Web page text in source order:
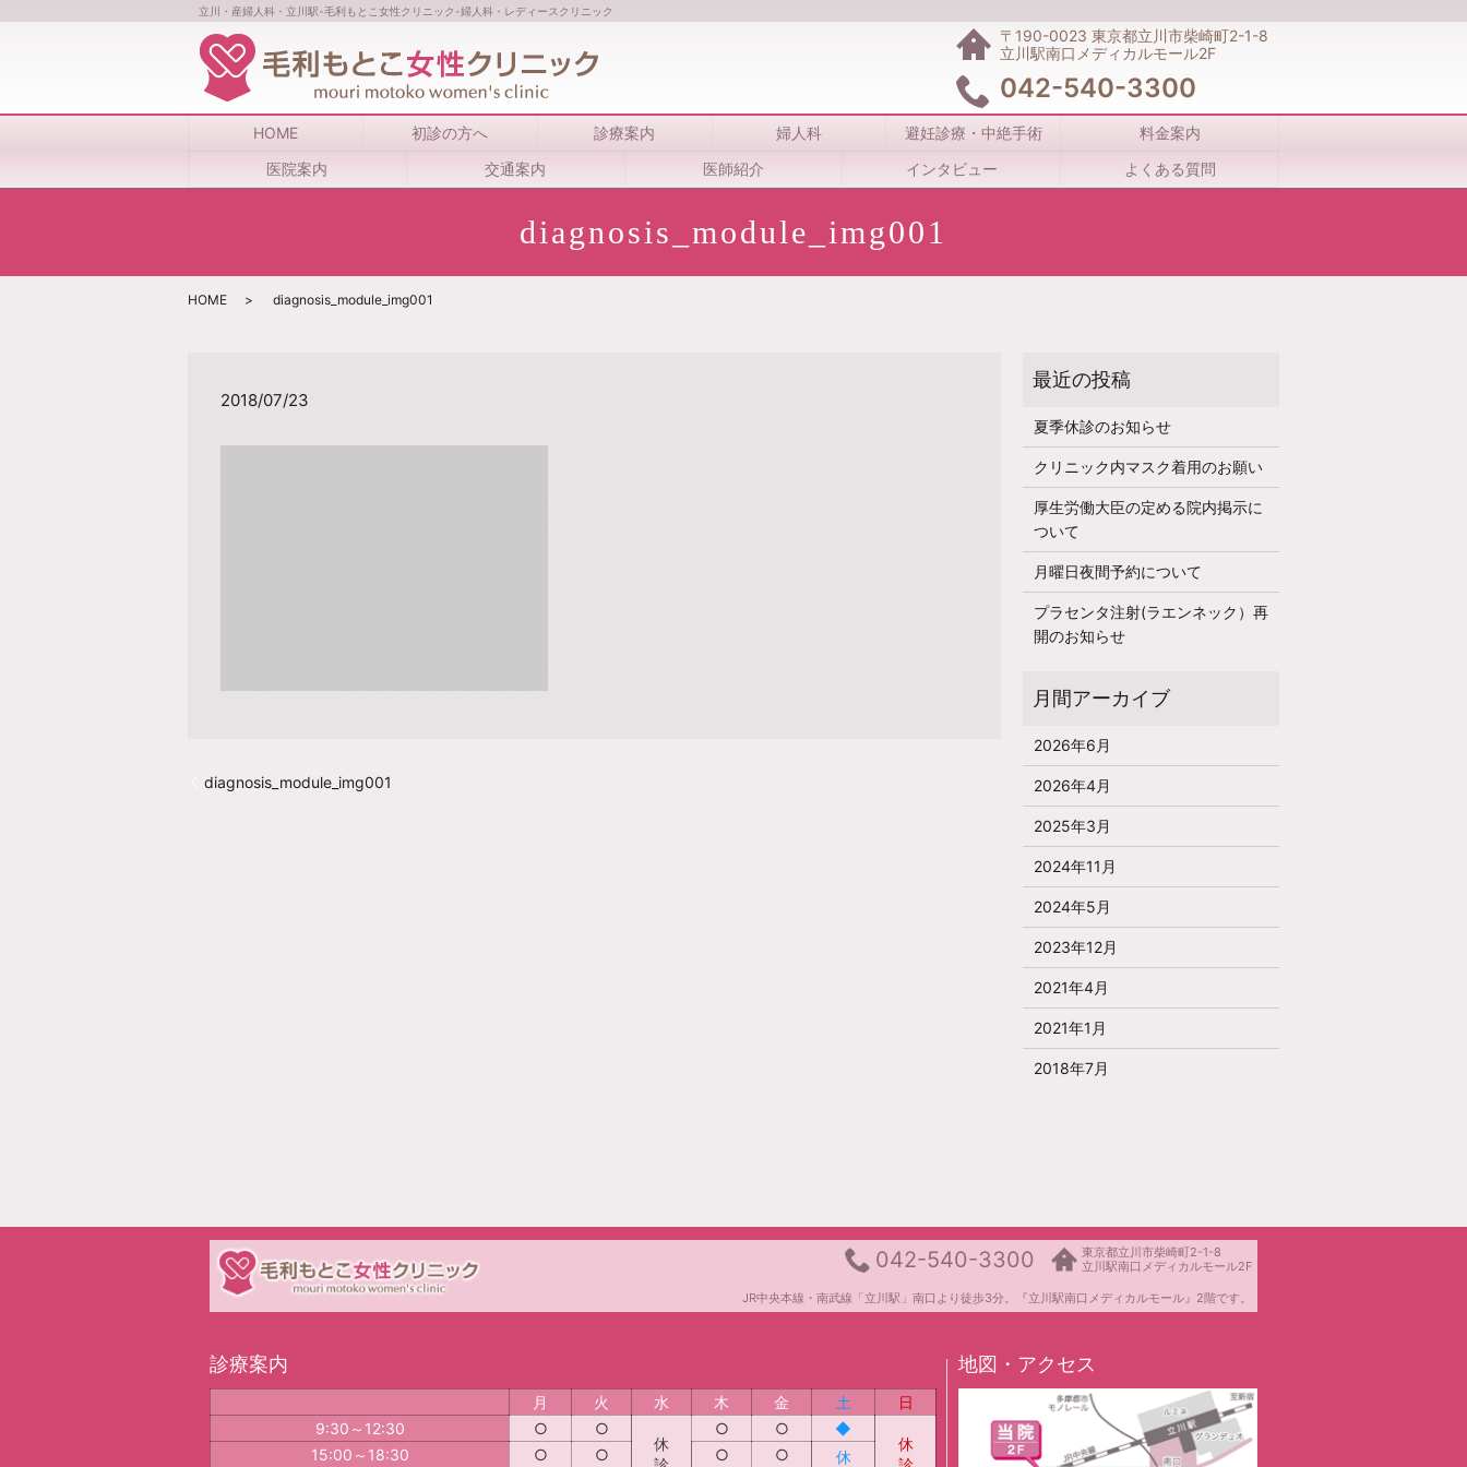
立川・産婦人科・立川駅-毛利もとこ女性クリニック-婦人科・レディースクリニック
〒190-0023 東京都立川市柴崎町2-1-8
立川駅南口メディカルモール2F
042-540-3300
HOME 初診の方へ 診療案内 婦人科 避妊診療・中絶手術
料金案内
医院案内
交通案内 医師紹介 インタビュー よくある質問
diagnosis_module_img001
HOME diagnosis_module_img001
2018/07/23
diagnosis_module_img001
夏季休診のお知らせ
クリニック内マスク着用のお願い
厚生労働大臣の定める院内掲示に
ついて
月曜日夜間予約について
プラセンタ注射(ラエンネック）再
開のお知らせ
2026年6月
2026年4月
2025年3月
2024年11月
2024年5月
2023年12月
2021年4月
2021年1月
2018年7月
042-540-3300
東京都立川市柴崎町2-1-8
立川駅南口メディカルモール2F
JR中央本線・南武線「立川駅」南口より徒歩3分。『立川駅南口メディカルモール』2階です。
診療案内
月 火 水 木 金 土
日
9:30～12:30
○
○
休
○ ○
◆
休
15:00～18:30 ○ ○ ○ ○ 休
地図・アクセス